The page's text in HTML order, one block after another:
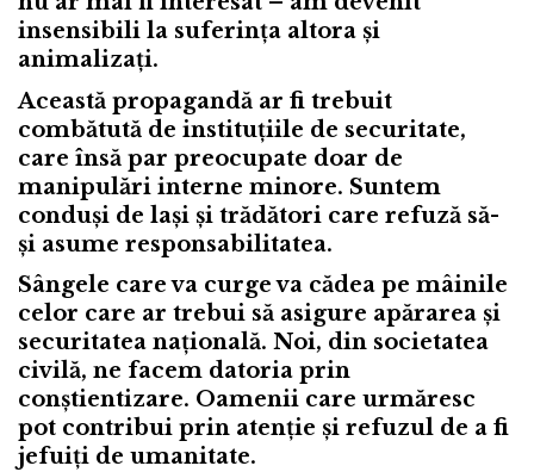
insensibili la suferința altora și
animalizați.
Această propagandă ar fi trebuit
combătută de instituțiile de securitate,
care însă par preocupate doar de
manipulări interne minore. Suntem
conduși de lași și trădători care refuză să-
și asume responsabilitatea.
Sângele care va curge va cădea pe mâinile
celor care ar trebui să asigure apărarea și
securitatea națională. Noi, din societatea
civilă, ne facem datoria prin
conștientizare. Oamenii care urmăresc
pot contribui prin atenție și refuzul de a fi
jefuiți de umanitate.